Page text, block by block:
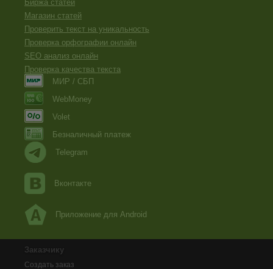
Биржа статей
Магазин статей
Проверить текст на уникальность
Проверка орфографии онлайн
SEO анализ онлайн
Проверка качества текста
МИР / СБП
WebMoney
Volet
Безналичный платеж
Telegram
Вконтакте
Приложение для Android
Заказчику
Создать заказ